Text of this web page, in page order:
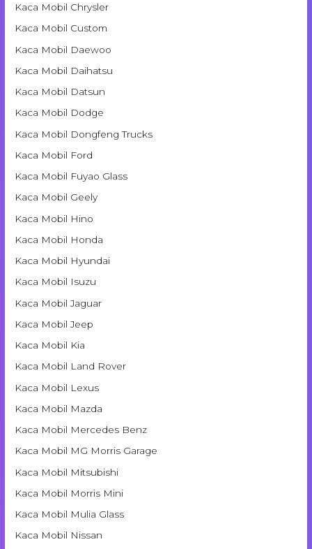
Kaca Mobil Chrysler
Kaca Mobil Custom
Kaca Mobil Daewoo
Kaca Mobil Daihatsu
Kaca Mobil Datsun
Kaca Mobil Dodge
Kaca Mobil Dongfeng Trucks
Kaca Mobil Ford
Kaca Mobil Fuyao Glass
Kaca Mobil Geely
Kaca Mobil Hino
Kaca Mobil Honda
Kaca Mobil Hyundai
Kaca Mobil Isuzu
Kaca Mobil Jaguar
Kaca Mobil Jeep
Kaca Mobil Kia
Kaca Mobil Land Rover
Kaca Mobil Lexus
Kaca Mobil Mazda
Kaca Mobil Mercedes Benz
Kaca Mobil MG Morris Garage
Kaca Mobil Mitsubishi
Kaca Mobil Morris Mini
Kaca Mobil Mulia Glass
Kaca Mobil Nissan